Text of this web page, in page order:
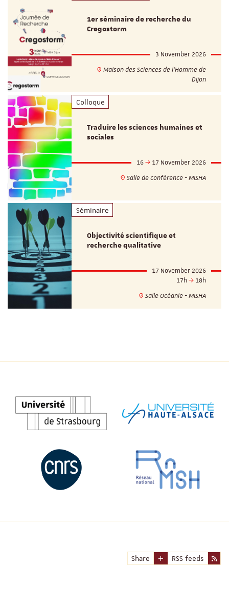
1er séminaire de recherche du
Cregostorm
3 November 2026
Maison des Sciences de l'Homme de
Dijon
Colloque
Traduire les sciences humaines et
sociales
16
17 November 2026
Salle de conférence - MISHA
Séminaire
Objectivité scientifique et
recherche qualitative
17 November 2026
17h
18h
Salle Océanie - MISHA
Share RSS feeds